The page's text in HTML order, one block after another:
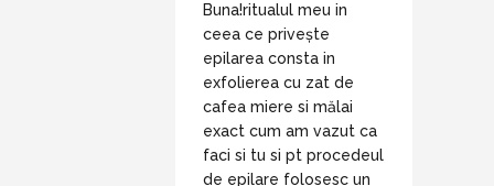
Buna!ritualul meu in
ceea ce privește
epilarea consta in
exfolierea cu zat de
cafea miere si mălai
exact cum am vazut ca
faci si tu si pt procedeul
de epilare folosesc un